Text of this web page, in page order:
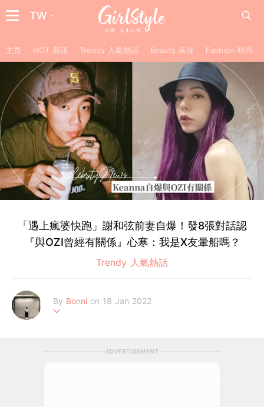
TW
主頁 HOT 新訊 Trendy 人氣熱話 Beauty 美妝 Fashion 時尚
「遇上瘋婆快跑」謝和弦前妻自爆！發8張對話認
『與OZI曾經有關係』心寒：我是X友暈船嗎？
Trendy 人氣熱話
By Bonni on 18 Jan 2022
ADVERTISEMENT